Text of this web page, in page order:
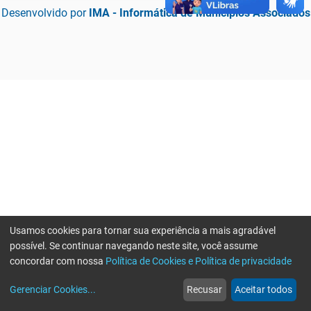
Desenvolvido por IMA - Informática de Municípios Associados
web
Notícias
more_horiz
Mais
Usamos cookies para tornar sua experiência a mais agradável
possível. Se continuar navegando neste site, você assume
concordar com nossa Política de Cookies e Política de privacidade
Gerenciar Cookies... Recusar Aceitar todos
Erro ao enviar informações, por favor tente novamente